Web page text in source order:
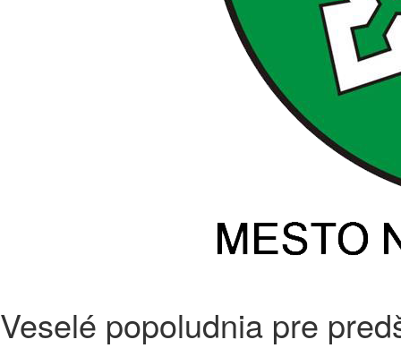
Veselé popoludnia pre